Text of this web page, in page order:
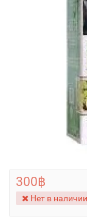
300฿
Нет в наличии